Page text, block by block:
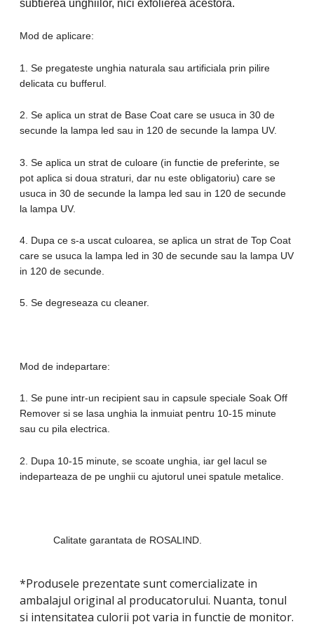
subtierea unghiilor, nici exfolierea acestora.
Mod de aplicare:
1. Se pregateste unghia naturala sau artificiala prin pilire
delicata cu bufferul.
2. Se aplica un strat de Base Coat care se usuca in 30 de
secunde la lampa led sau in 120 de secunde la lampa UV.
3. Se aplica un strat de culoare (in functie de preferinte, se
pot aplica si doua straturi, dar nu este obligatoriu) care se
usuca in 30 de secunde la lampa led sau in 120 de secunde
la lampa UV.
4. Dupa ce s-a uscat culoarea, se aplica un strat de Top Coat
care se usuca la lampa led in 30 de secunde sau la lampa UV
in 120 de secunde.
5. Se degreseaza cu cleaner.
Mod de indepartare:
1. Se pune intr-un recipient sau in capsule speciale Soak Off
Remover si se lasa unghia la inmuiat pentru 10-15 minute
sau cu pila electrica.
2. Dupa 10-15 minute, se scoate unghia, iar gel lacul se
indeparteaza de pe unghii cu ajutorul unei spatule metalice.
Calitate garantata de ROSALIND.
*Produsele prezentate sunt comercializate in
ambalajul original al producatorului. Nuanta, tonul
si intensitatea culorii pot varia in functie de monitor.